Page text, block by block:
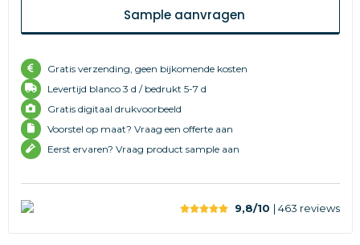
Sample aanvragen
Gratis verzending, geen bijkomende kosten
Levertijd blanco 3 d / bedrukt 5-7 d
Gratis digitaal drukvoorbeeld
Voorstel op maat? Vraag een offerte aan
Eerst ervaren? Vraag product sample aan
9,8/10 | 463 reviews